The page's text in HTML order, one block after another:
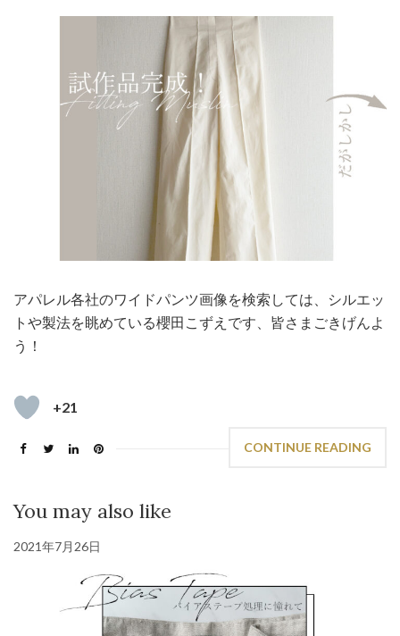
アパレル各社のワイドパンツ画像を検索しては、シルエッ
トや製法を眺めている櫻田こずえです、皆さまごきげんよ
う！
+21
CONTINUE READING
You may also like
2021年7月26日